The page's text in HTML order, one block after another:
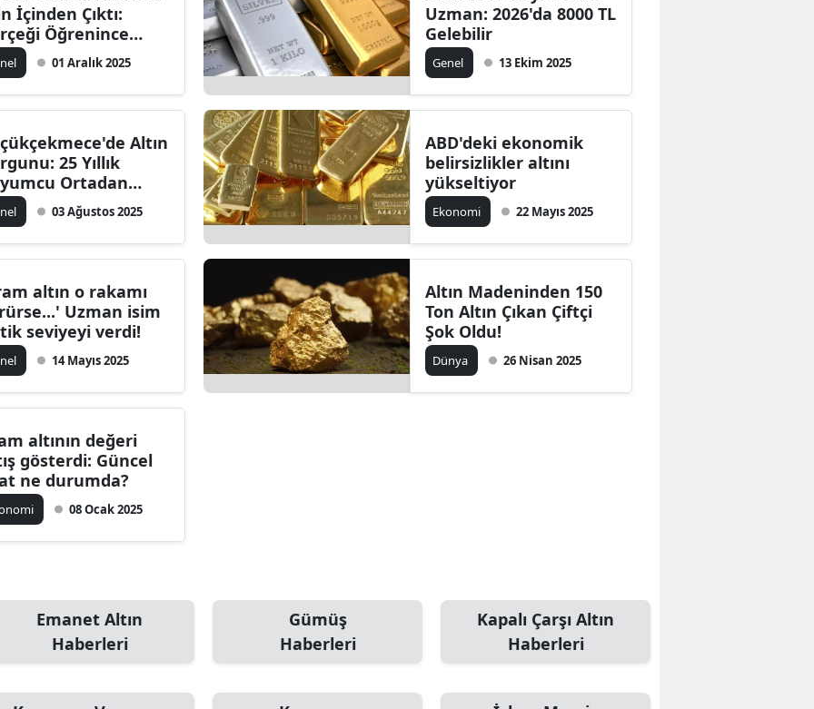
İçinden Çıktı:
Öğrenince
01 Aralık 2025
Uzman: 2026'da 8000 TL
Gelebilir
Genel 13 Ekim 2025
Altın
25 Yıllık
Ortadan
03 Ağustos 2025
ABD'deki ekonomik
belirsizlikler altını
yükseltiyor
Ekonomi 22 Mayıs 2025
altın o rakamı
Uzman isim
seviyeyi verdi!
14 Mayıs 2025
Altın Madeninden 150
Ton Altın Çıkan Çiftçi
Şok Oldu!
Dünya 26 Nisan 2025
altının değeri
gösterdi: Güncel
ne durumda?
08 Ocak 2025
Emanet Altın
Haberleri
Gümüş
Haberleri
Kapalı Çarşı Altın
Haberleri